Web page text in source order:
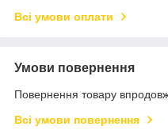
Всі умови оплати
Умови повернення
Повернення товару
Всі умови повернення